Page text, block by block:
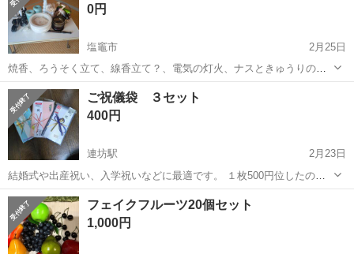
いです！
0円
塩竈市
2月25日
焼香、ろうそく立て、線香立て？、電気の灯火、ナスときゅうりのお
供え 電気の灯火のうち一つは未使用。 土曜・日曜に取りに来ていただ
ける方に。
宮城 塩竈市 冠婚葬祭 仏壇
ご祝儀袋 ３セット
400円
連坊駅
2月23日
結婚式や出産祝い、入学祝いなどに最適です。 １枚500円位したので
３枚セットはお得だと思います。 外装が少し破れているのもあります
が、本体には影響はないです。
宮城 仙台市 連坊駅 ご祝儀袋
フェイクフルーツ20個セット
1,000円